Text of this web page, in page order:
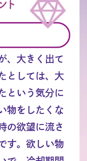
、大きく出て
としては、大
という気分に
物をしたくな
の欲望に流さ
す。欲しい物